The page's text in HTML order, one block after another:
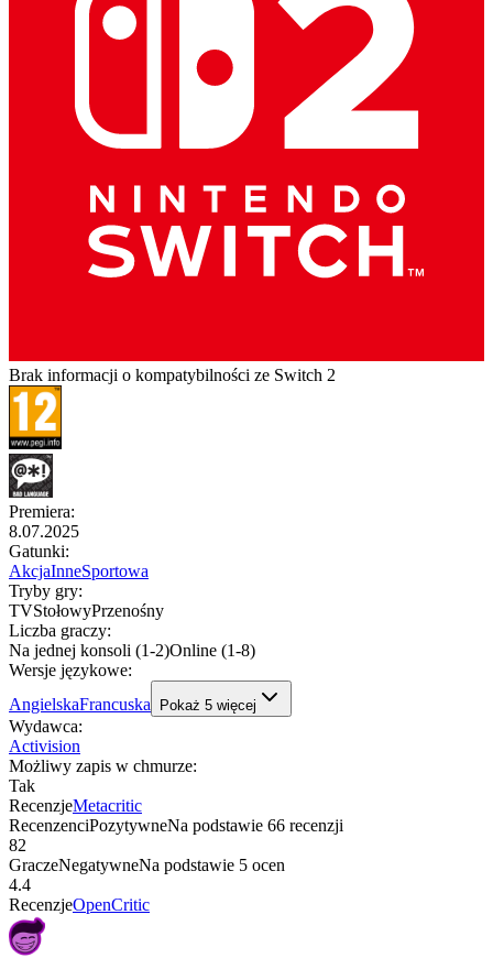
Brak informacji o kompatybilności ze Switch 2
Premiera:
8.07.2025
Gatunki:
AkcjaInneSportowa
Tryby gry:
TVStołowyPrzenośny
Liczba graczy:
Na jednej konsoli (1-2)Online (1-8)
Wersje językowe:
AngielskaFrancuska Pokaż 5 więcej
Wydawca:
Activision
Możliwy zapis w chmurze:
Tak
RecenzjeMetacritic
RecenzenciPozytywneNa podstawie 66 recenzji
82
GraczeNegatywneNa podstawie 5 ocen
4.4
RecenzjeOpenCritic